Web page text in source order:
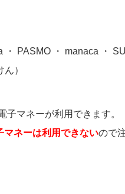
・ PASMO ・ manaca ・
）
子マネーが利用できます。
マネーは利用できないので